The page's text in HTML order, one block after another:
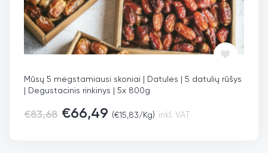
Mūsų 5 mėgstamiausi skoniai | Datulės | 5 datulių rūšys
| Degustacinis rinkinys | 5x 800g
€83,68 €66,49 (€15,83/Kg) inkl. VAT